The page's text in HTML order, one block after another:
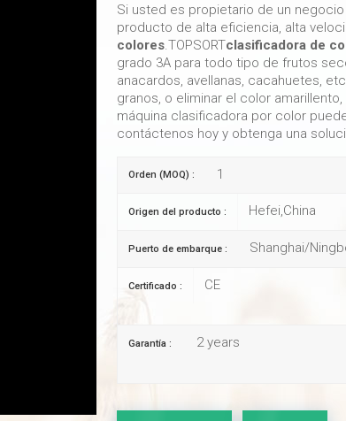
Si usted es propietario de un
producto de alta eficiencia, alta
colores.TOPSORTclasificadora de
grado 3A para todo tipo de frutos
anacardos, avellanas, cacahuetes,
granos, o eliminar el color
máquina clasificadora por color
contáctenos hoy y obtenga una
Orden (MOQ) : 1
Origen del producto : Hefei,China
Puerto de embarque : Shanghai/
Certificado : CE
Garantía : 2 years